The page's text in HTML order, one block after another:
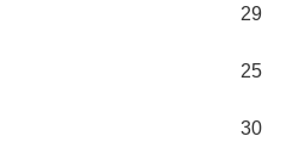
29
25
30